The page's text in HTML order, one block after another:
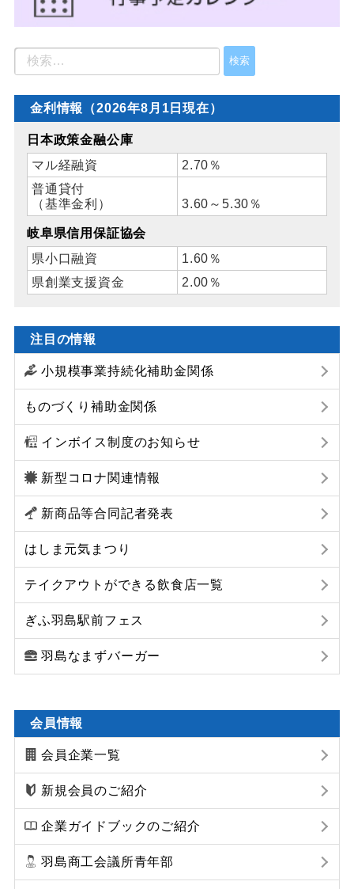
金利情報（2026年8月1日現在）
日本政策金融公庫
マル経融資
2.70％
普通貸付
（基準金利）
3.60～5.30％
岐阜県信用保証協会
県小口融資
1.60％
県創業支援資金
2.00％
注目の情報
小規模事業持続化補助金関係
ものづくり補助金関係
インボイス制度のお知らせ
新型コロナ関連情報
新商品等合同記者発表
はしま元気まつり
テイクアウトができる飲食店一覧
ぎふ羽島駅前フェス
羽島なまずバーガー
会員情報
会員企業一覧
新規会員のご紹介
企業ガイドブックのご紹介
羽島商工会議所青年部